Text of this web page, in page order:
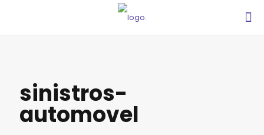
sinistros-
automovel